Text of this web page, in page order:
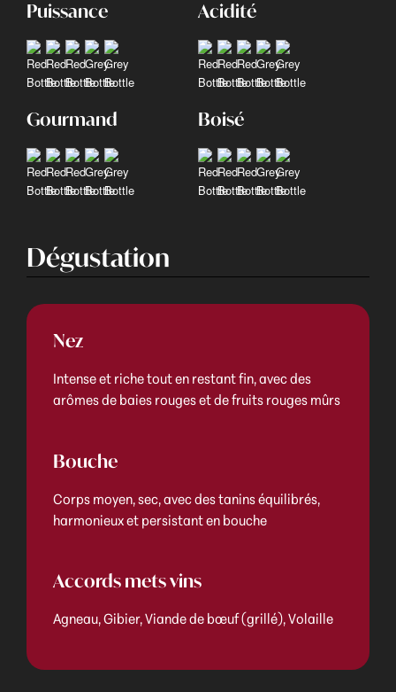
Puissance Acidité
Gourmand Boisé
Dégustation
Nez
Intense et riche tout en restant fin, avec des
arômes de baies rouges et de fruits rouges mûrs
Bouche
Corps moyen, sec, avec des tanins équilibrés,
harmonieux et persistant en bouche
Accords mets vins
Agneau, Gibier, Viande de bœuf (grillé), Volaille